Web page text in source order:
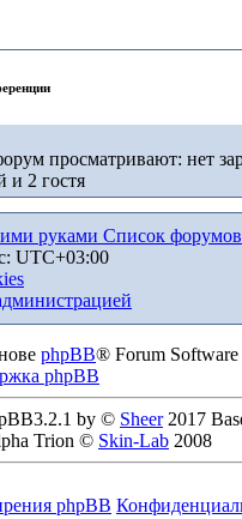
просматривают: нет
и 2 гостя
руками Список форумов
UTC+03:00
phpBB® Forum
phpBB
by © Sheer2017
Trion © Skin-Lab 2008
phpBB